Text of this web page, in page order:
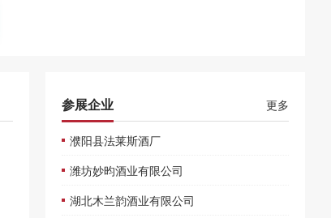
参展企业 更多
濮阳县法莱斯酒厂
潍坊妙昀酒业有限公司
湖北木兰韵酒业有限公司